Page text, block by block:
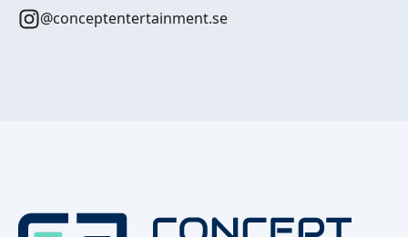
@conceptentertainment.se